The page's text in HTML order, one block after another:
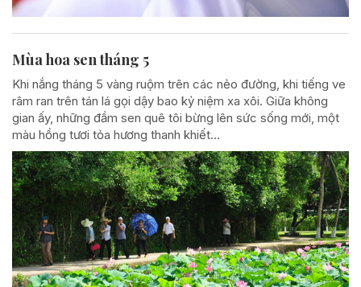
Mùa hoa sen tháng 5
Khi nắng tháng 5 vàng ruộm trên các nẻo đường, khi tiếng ve
râm ran trên tán lá gọi dậy bao kỷ niệm xa xôi. Giữa không
gian ấy, những đầm sen quê tôi bừng lên sức sống mới, một
màu hồng tươi tỏa hương thanh khiết...